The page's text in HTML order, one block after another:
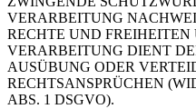
VERARBEITUNG
RECHTE UND FREIHEITEN
VERARBEITUNG DIENT
AUSÜBUNG ODER
RECHTSANSPRÜCHEN
ABS. 1 DSGVO).